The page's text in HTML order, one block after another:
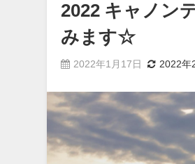
2022 キャノン
みます☆
2022年1月17日 2022年